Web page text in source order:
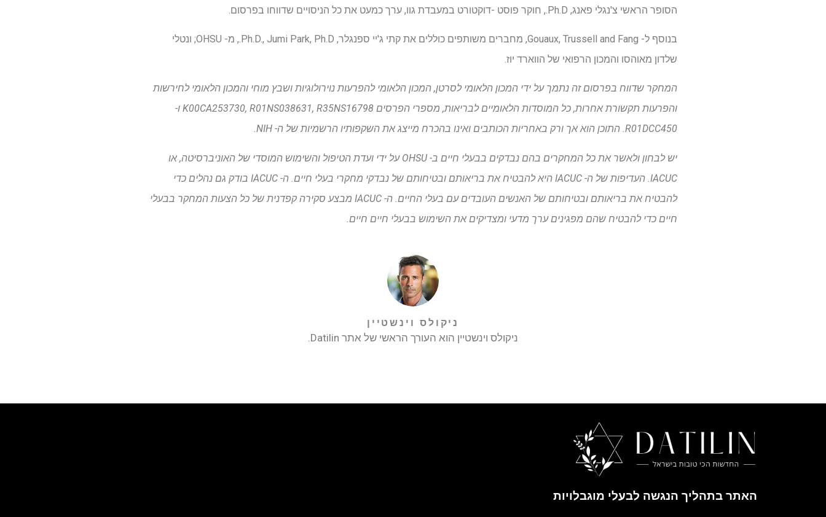
הסופר הראשי צ'נגלי פאנג, Ph.D., חוקר פוסט -דוקטורט במעבדת גוו, ערך כמעט את כל הניסויים שדווחו בפרסום.
בנוסף ל- Gouaux, Trussell and Fang, מחברים משותפים כוללים את קתי ג'יי ספנגלר, Ph.D., Jumi Park, Ph.D., מ- OHSU; ונטלי
שלדון מאוהסו והמכון הרפואי של הווארד יוז.
המחקר שדווח בפרסום זה נתמך על ידי המכון הלאומי לסרטן, המכון הלאומי להפרעות נוירולוגיות ושבץ מוחי והמכון הלאומי לחירשות
והפרעות תקשורת אחרות, כל המוסדות הלאומיים לבריאות, מספרי הפרסים K00CA253730, R01NS038631, R35NS16798 ו-
R01DCC450. התוכן הוא אך ורק באחריות הכותבים ואינו בהכרח מייצג את השקפותיו הרשמיות של ה- NIH.
יש לבחון ולאשר את כל המחקרים בהם נבדקים בבעלי חיים ב- OHSU על ידי ועדת הטיפול והשימוש המוסדי של האוניברסיטה, או
IACUC. העדיפות של ה- IACUC היא להבטיח את בריאותם ובטיחותם של נבדקי מחקרי בעלי חיים. ה- IACUC בודק גם נהלים כדי
להבטיח את בריאותם ובטיחותם של האנשים העובדים עם בעלי החיים. ה- IACUC מבצע סקירה קפדנית של כל הצעות המחקר בבעלי
חיים כדי להבטיח שהם מפגינים ערך מדעי ומצדיקים את השימוש בבעלי חיים חיים.
ניקולס וינשטיין
ניקולס וינשטיין הוא העורך הראשי של אתר Datilin.
האתר בתהליך הנגשה לבעלי מוגבלויות